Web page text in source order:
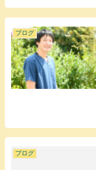
ブログ
ブログ